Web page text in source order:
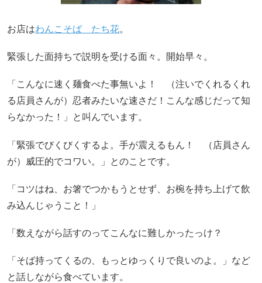
お店はわんこそば たち花。
緊張した面持ちで説明を受ける面々。開始早々。
「こんなに速く麺食べた事無いよ！ （注いでくれるくれ
る店員さんが）忍者みたいな速さだ！こんな感じだって知
らなかった！」と叫んでいます。
「緊張でびくびくするよ。手が震えるもん！ （店員さん
が）威圧的でコワい。」とのことです。
「コツはね、お箸でつかもうとせず、お椀を持ち上げて飲
み込んじゃうこと！」
「数えながら話すのってこんなに難しかったっけ？
「そば持ってくるの、もっとゆっくりで良いのよ。」など
と話しながら食べています。